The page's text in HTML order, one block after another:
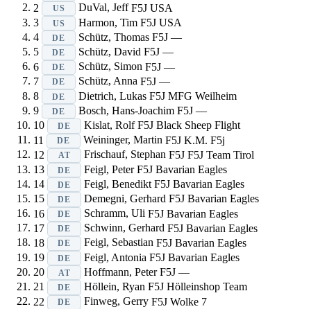
2
US DuVal, Jeff F5J USA
3
US Harmon, Tim F5J USA
4
DE Schütz, Thomas F5J —
5
DE Schütz, David F5J —
6
DE Schütz, Simon F5J —
7
DE Schütz, Anna F5J —
8
DE Dietrich, Lukas F5J MFG Weilheim
9
DE Bosch, Hans-Joachim F5J —
10
DE Kislat, Rolf F5J Black Sheep Flight
11
DE Weininger, Martin F5J K.M. F5j
12
AT Frischauf, Stephan F5J F5J Team Tirol
13
DE Feigl, Peter F5J Bavarian Eagles
14
DE Feigl, Benedikt F5J Bavarian Eagles
15
DE Demegni, Gerhard F5J Bavarian Eagles
16
DE Schramm, Uli F5J Bavarian Eagles
17
DE Schwinn, Gerhard F5J Bavarian Eagles
18
DE Feigl, Sebastian F5J Bavarian Eagles
19
DE Feigl, Antonia F5J Bavarian Eagles
20
AT Hoffmann, Peter F5J —
21
DE Höllein, Ryan F5J Hölleinshop Team
22
DE Finweg, Gerry F5J Wolke 7